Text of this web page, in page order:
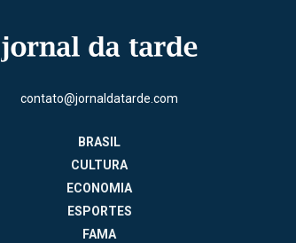
contato@jornaldatarde.com
BRASIL
CULTURA
ECONOMIA
ESPORTES
FAMA